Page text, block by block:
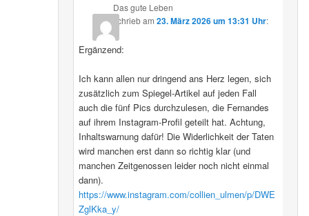
Das gute Leben
schriebam 23. März 2026 um 13:31 Uhr:
Ergänzend:
Ich kann allen nur dringend ans Herz legen, sich
zusätzlich zum Spiegel-Artikel auf jeden Fall
auch die fünf Pics durchzulesen, die Fernandes
auf ihrem Instagram-Profil geteilt hat. Achtung,
Inhaltswarnung dafür! Die Widerlichkeit der Taten
wird manchen erst dann so richtig klar (und
manchen Zeitgenossen leider noch nicht einmal
dann).
https://www.instagram.com/collien_ulmen/p/DWE
ZglKka_y/